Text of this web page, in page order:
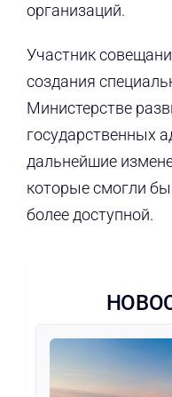
организаций.
Участник
создания
Министерстве
государственных
дальнейшие
которые смогли
более доступной.